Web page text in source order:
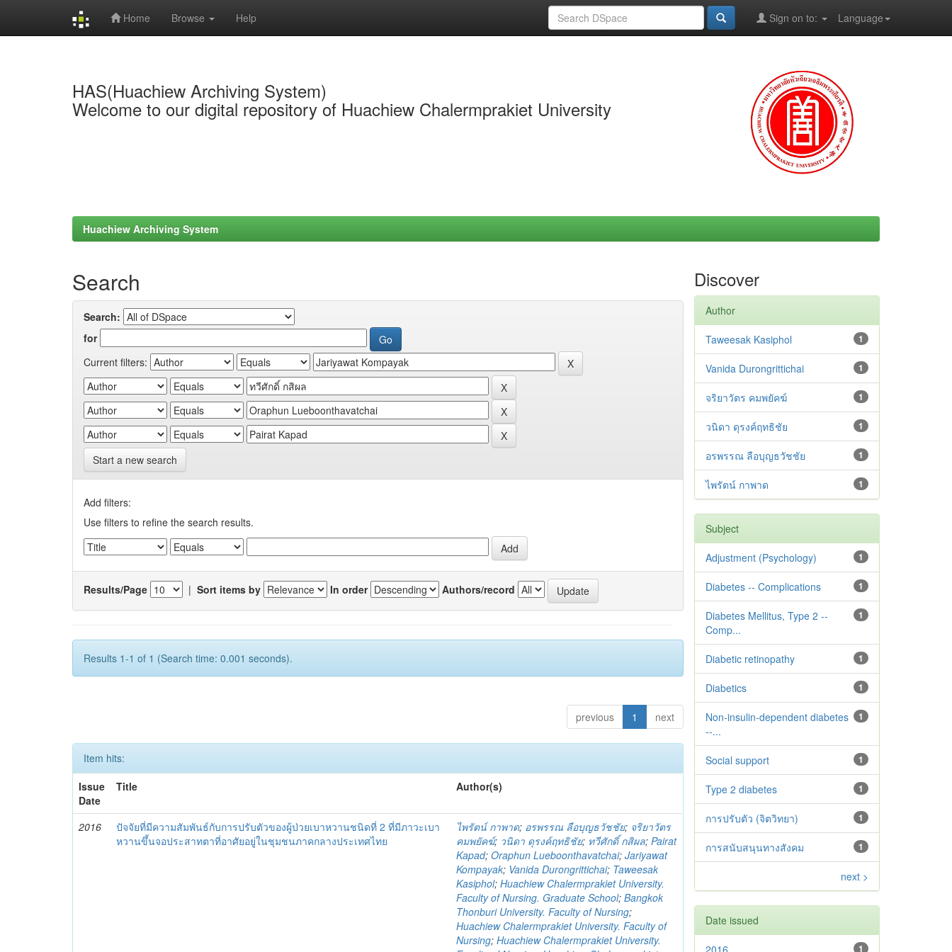
Home Browse Help Language
Sign on to:
HAS(Huachiew Archiving System)
Welcome to our digital repository of Huachiew Chalermprakiet University
Huachiew Archiving System
Search
Search:
for
Current filters:
Start a new search
Add filters:
Use filters to refine the search results.
Results/Page | Sort items by In order Authors/record
Results 1-1 of 1 (Search time: 0.001 seconds).
previous 1 next
Item hits:
Issue
Date
Title Author(s)
2016
ปัจจัยที่มีความสัมพันธ์กับการปรับตัวของผู้ป่วยเบาหวานชนิดที่ 2 ที่มีภาวะเบา
หวานขึ้นจอประสาทตาที่อาศัยอยู่ในชุมชนภาคกลางประเทศไทย
ไพรัตน์ กาพาด; อรพรรณ ลือบุญธวัชชัย; จริยาวัตร
คมพยัคฆ์; วนิดา ดุรงค์ฤทธิชัย; ทวีศักดิ์ กสิผล;Pairat
Kapad;Oraphun Lueboonthavatchai;Jariyawat
Kompayak; Vanida Durongrittichai; Taweesak
Kasiphol;Huachiew Chalermprakiet University.
Faculty of Nursing. Graduate School;Bangkok
Thonburi University. Faculty of Nursing;
Huachiew Chalermprakiet University. Faculty of
Nursing;Huachiew Chalermprakiet University.
Discover
Author
1
Taweesak Kasiphol
1
Vanida Durongrittichai
1
จริยาวัตร คมพยัคฆ์
1
วนิดา ดุรงค์ฤทธิชัย
1
อรพรรณ ลือบุญธวัชชัย
1
ไพรัตน์ กาพาด
Subject
1
Adjustment ‪(Psychology)
1
Diabetes -- Complications
1
Diabetes Mellitus, Type 2 --
Comp...
1
Diabetic retinopathy
1
Diabetics
1
Non-insulin-dependent diabetes
--...
1
Social support
1
Type 2 diabetes‬‬‬‬‬‬
1
การปรับตัว (จิตวิทยา)
1
การสนับสนุนทางสังคม
next >
Date issued
1
2016